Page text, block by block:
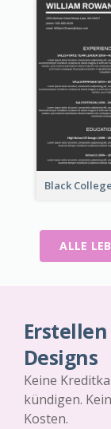
ALLE
Designs
Keine
kündigen.
Kosten.